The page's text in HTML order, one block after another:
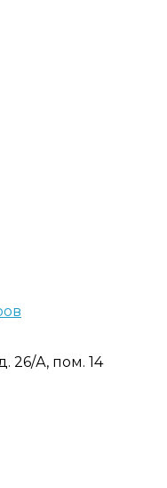
26/А, пом. 14